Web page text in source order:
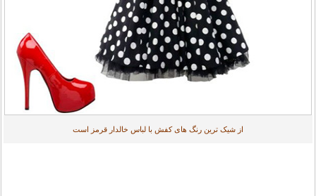
از شیک ترین رنگ های کفش با لباس خالدار قرمز است